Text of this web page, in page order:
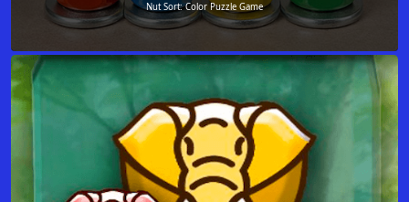
Nut Sort: Color Puzzle Game